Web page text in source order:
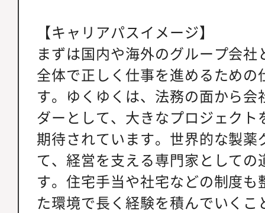
【キャリアパスイメージ】
まずは国内や海外のグループ会
全体で正しく仕事を進めるため
す。ゆくゆくは、法務の面から
ダーとして、大きなプロジェク
期待されています。世界的な製
て、経営を支える専門家として
す。住宅手当や社宅などの制度
た環境で長く経験を積んでいくこ